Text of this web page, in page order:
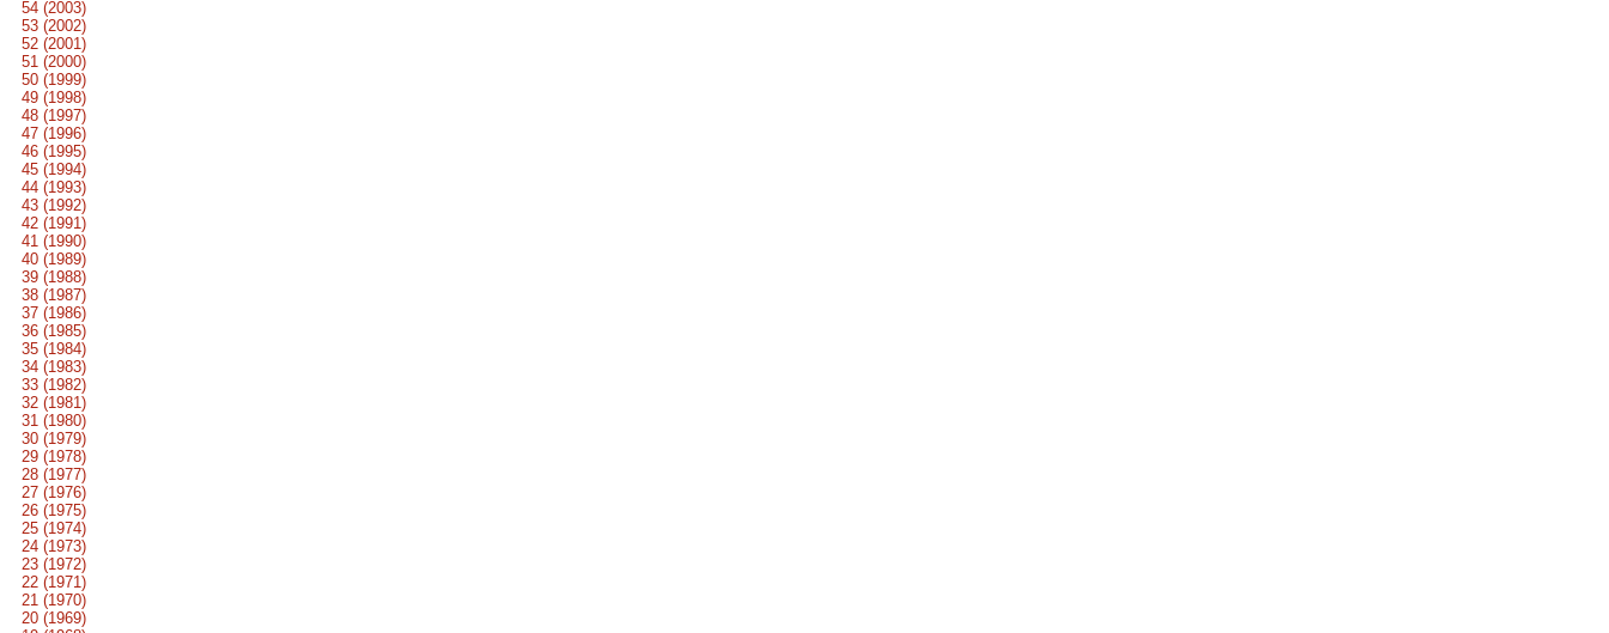
54 (2003)
53 (2002)
52 (2001)
51 (2000)
50 (1999)
49 (1998)
48 (1997)
47 (1996)
46 (1995)
45 (1994)
44 (1993)
43 (1992)
42 (1991)
41 (1990)
40 (1989)
39 (1988)
38 (1987)
37 (1986)
36 (1985)
35 (1984)
34 (1983)
33 (1982)
32 (1981)
31 (1980)
30 (1979)
29 (1978)
28 (1977)
27 (1976)
26 (1975)
25 (1974)
24 (1973)
23 (1972)
22 (1971)
21 (1970)
20 (1969)